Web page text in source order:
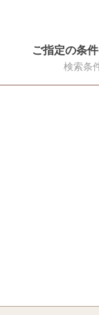
ご指定の条
検索条